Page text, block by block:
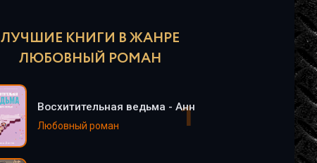
ЛУЧШИЕ КНИГИ В ЖАНРЕ
ЛЮБОВНЫЙ РОМАН
Восхитительная ведьма - Анна Джейн
Любовный роман